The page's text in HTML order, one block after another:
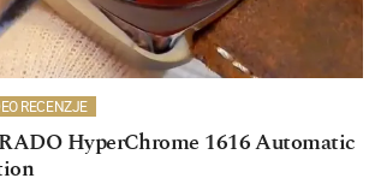
RECENZJE
HyperChrome 1616 Automatic